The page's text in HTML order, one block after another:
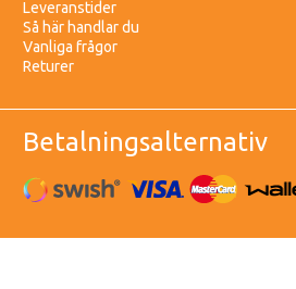
Leveranstider
Så här handlar du
Vanliga frågor
Returer
Betalningsalternativ